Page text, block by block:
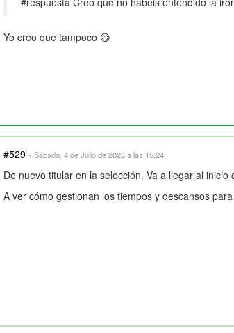
Yo creo que tampoco 😅
#529 · Sábado, 4 de Julio de 2026 a las 15:24
De nuevo titular en la selección. Va a llegar al
A ver cómo gestionan los tiempos y descansos